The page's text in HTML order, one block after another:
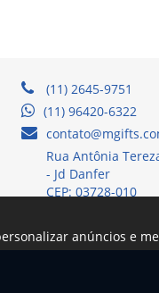
(11) 2645-9751
(11) 96420-6322
Rua Antônia
- Jd Danfer
CEP: 03728-010
anúncios e